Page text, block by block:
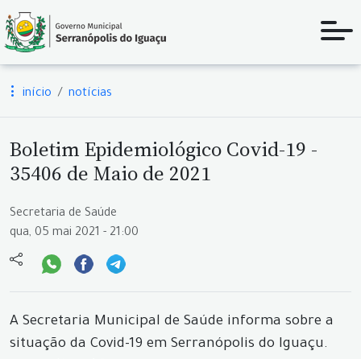
início notícias
Boletim Epidemiológico Covid-19 -
35406 de Maio de 2021
Secretaria de Saúde
qua, 05 mai 2021 - 21:00
A Secretaria Municipal de Saúde informa sobre a
situação da Covid-19 em Serranópolis do Iguaçu.